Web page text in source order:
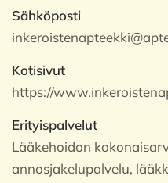
Sähköposti
Kotisivut
https://
Erityispalvelut
Lääkehoidon
annosjakelupalvelu,